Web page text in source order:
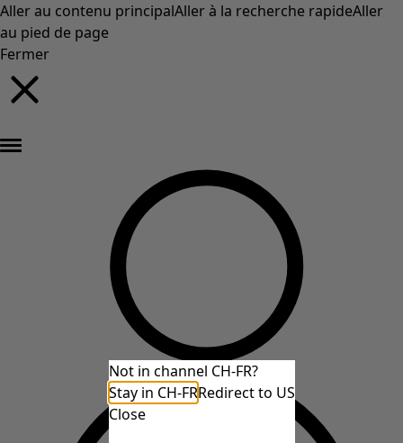
Aller au contenu principalAller à la recherche rapideAller
au pied de page
Fermer
Not in channel CH-FR?
Stay in CH-FRRedirect to US
Close